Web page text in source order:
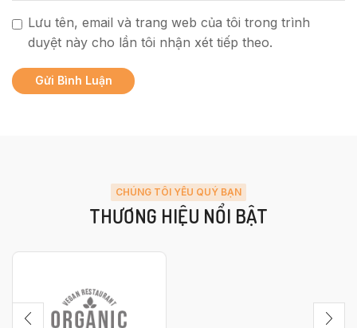
Lưu tên, email và trang web của tôi trong trình
duyệt này cho lần tôi nhận xét tiếp theo.
CHÚNG TÔI YÊU QUÝ BẠN
THƯƠNG HIỆU NỔI BẬT